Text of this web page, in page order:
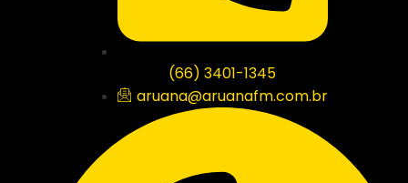
(66) 3401-1345
aruana@aruanafm.com.br